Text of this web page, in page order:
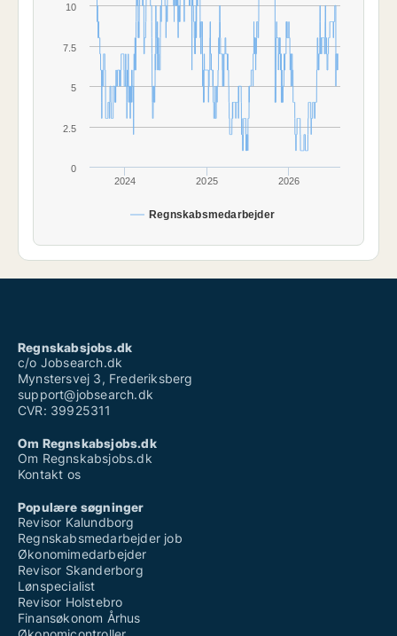
Regnskabsmedarbejder
2024 2025 2026
0
2.5
5
7.5
10
Regnskabsjobs.dk
c/o Jobsearch.dk
Mynstersvej 3, Frederiksberg
support@jobsearch.dk
CVR: 39925311
Om Regnskabsjobs.dk
Om Regnskabsjobs.dk
Kontakt os
Populære søgninger
Revisor Kalundborg
Regnskabsmedarbejder job
Økonomimedarbejder
Revisor Skanderborg
Lønspecialist
Revisor Holstebro
Finansøkonom Århus